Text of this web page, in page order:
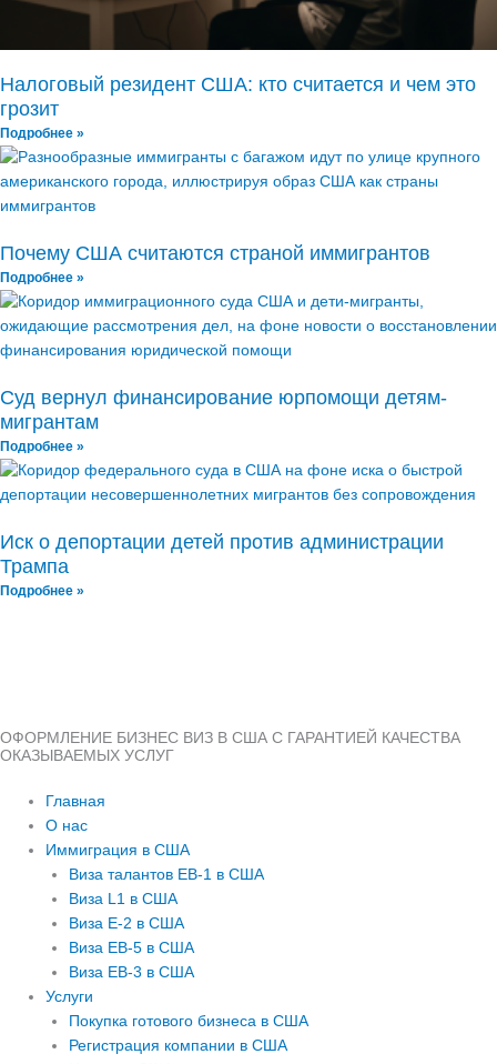
Налоговый резидент США: кто считается и чем это
грозит
Подробнее »
Почему США считаются страной иммигрантов
Подробнее »
Суд вернул финансирование юрпомощи детям-
мигрантам
Подробнее »
Иск о депортации детей против администрации
Трампа
Подробнее »
ОФОРМЛЕНИЕ БИЗНЕС ВИЗ В США С ГАРАНТИЕЙ КАЧЕСТВА
ОКАЗЫВАЕМЫХ УСЛУГ
Главная
О нас
Иммиграция в США
Виза талантов EB-1 в США
Виза L1 в США
Виза E-2 в США
Виза EB-5 в США
Виза EB-3 в США
Услуги
Покупка готового бизнеса в США
Регистрация компании в США